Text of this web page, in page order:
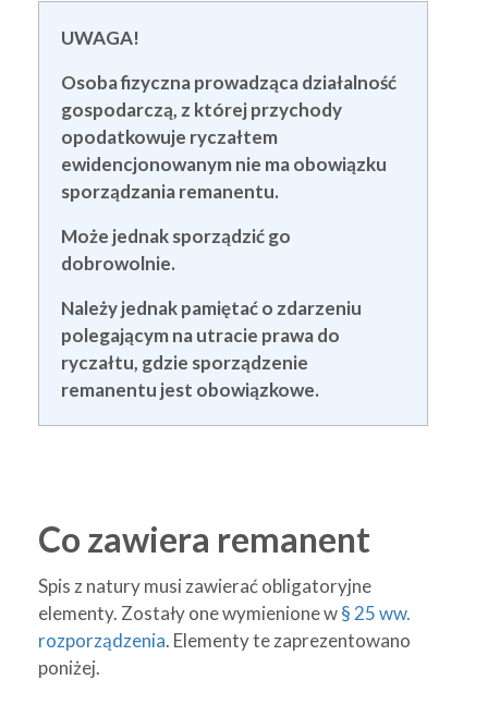
UWAGA!
Osoba fizyczna prowadząca działalność
gospodarczą, z której przychody
opodatkowuje ryczałtem
ewidencjonowanym nie ma obowiązku
sporządzania remanentu.
Może jednak sporządzić go
dobrowolnie.
Należy jednak pamiętać o zdarzeniu
polegającym na utracie prawa do
ryczałtu, gdzie sporządzenie
remanentu jest obowiązkowe.
Co zawiera remanent
Spis z natury musi zawierać obligatoryjne
elementy. Zostały one wymienione w§ 25 ww.
rozporządzenia. Elementy te zaprezentowano
poniżej.